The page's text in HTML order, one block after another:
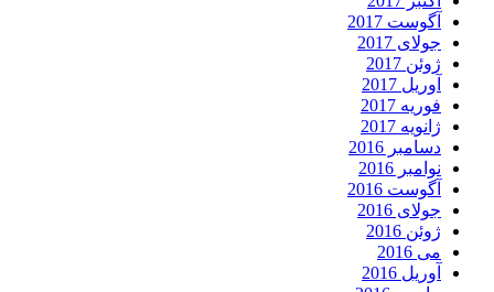
آگوست 2017
جولای 2017
ژوئن 2017
آوریل 2017
فوریه 2017
ژانویه 2017
دسامبر 2016
نوامبر 2016
آگوست 2016
جولای 2016
ژوئن 2016
می 2016
آوریل 2016